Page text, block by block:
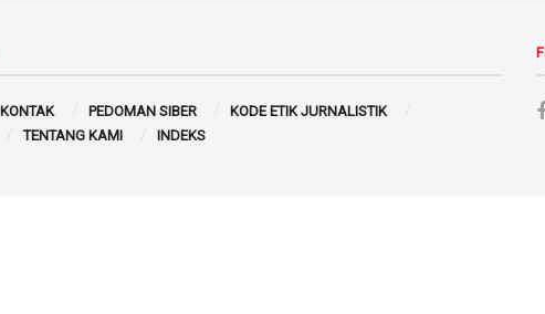
KONTAK PEDOMAN SIBER
KODE ETIK JURNALISTIK
TENTANG KAMI INDEKS